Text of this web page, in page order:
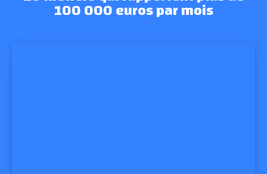
100 000 euros par mois